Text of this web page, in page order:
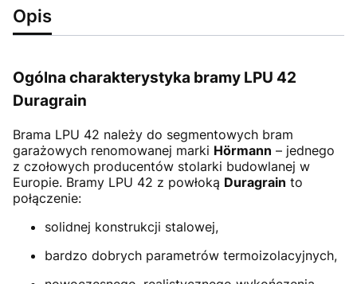
Opis
Ogólna charakterystyka bramy LPU 42
Duragrain
Brama LPU 42 należy do segmentowych bram
garażowych renomowanej marki Hörmann – jednego
z czołowych producentów stolarki budowlanej w
Europie. Bramy LPU 42 z powłoką Duragrain to
połączenie:
solidnej konstrukcji stalowej,
bardzo dobrych parametrów termoizolacyjnych,